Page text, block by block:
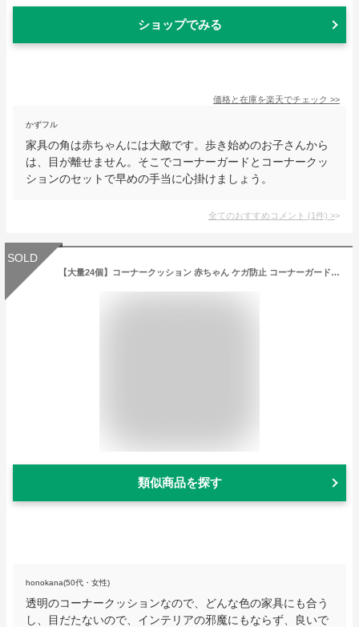
ショップでみる
価格と在庫を楽天でチェック >>
かずフル
家具の角は赤ちゃんには大敵です。歩き始めのお子さんから
は、目が離せません。そこでコーナーガードとコーナークッ
ションのセットで早めの手当に心掛けましょう。
全てのおすすめコメント (1件) >
SOLD
【大量24個】コーナークッション 赤ちゃん ケガ防止 コーナーガード L型 丸型 透明 24個 両面テープ セット 角 ベビーガード頭 保護 ベビーグッズ 新生児 転倒防止 地震対策 幼児 子供 防止 ガード 怪我防止 コーナー ガード【テープ貼り付け済】
類似商品を探す
honokana(50代・女性)
透明のコーナークッションなので、どんな色の家具にも合う
し、目だたないので、インテリアの邪魔にもならず、良いで